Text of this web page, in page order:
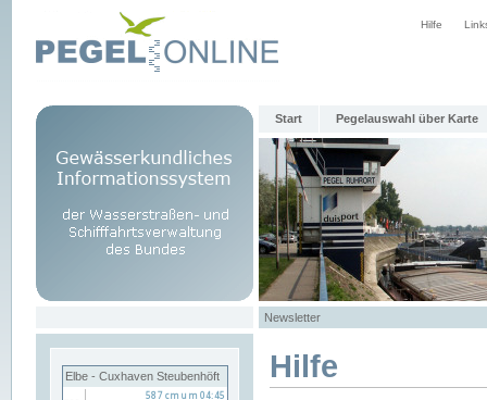
Hilfe
Start Pegelauswahl über Karte
Newsletter
Elbe - Cuxhaven Steubenhöft Hilfe